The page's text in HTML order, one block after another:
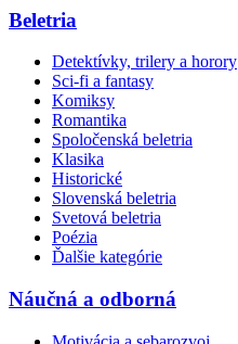
Beletria
Detektívky, trilery a horory
Sci-fi a fantasy
Komiksy
Romantika
Spoločenská beletria
Klasika
Historické
Slovenská beletria
Svetová beletria
Poézia
Ďalšie kategórie
Náučná a odborná